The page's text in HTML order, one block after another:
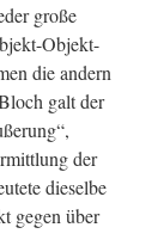
große
Objekt-
die andern
galt der
der
dieselbe
gegen über